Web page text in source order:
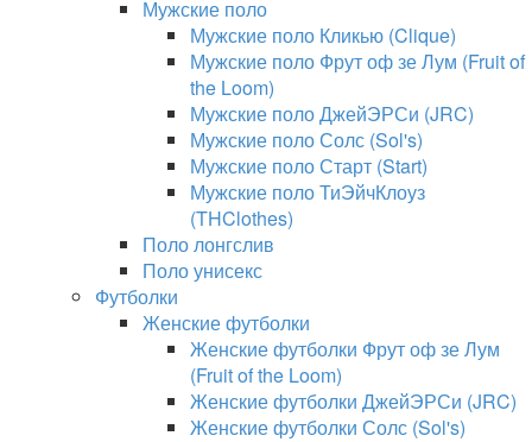
Мужские поло
Мужские поло Кликью (Clique)
Мужские поло Фрут оф зе Лум (Fruit of
the Loom)
Мужские поло ДжейЭРСи (JRC)
Мужские поло Солс (Sol's)
Мужские поло Старт (Start)
Мужские поло ТиЭйчКлоуз
(THClothes)
Поло лонгслив
Поло унисекс
Футболки
Женские футболки
Женские футболки Фрут оф зе Лум
(Fruit of the Loom)
Женские футболки ДжейЭРСи (JRC)
Женские футболки Солс (Sol's)